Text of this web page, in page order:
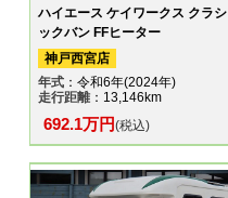
ハイエース ケイワークス クラシ
ックバン FFヒーター
神戸西宮店
年式 ：令和6年(2024年)
走行距離：13,146km
692.1万円(税込)